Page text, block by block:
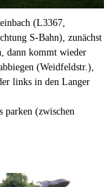
(L3367,
S-Bahn), zunächst
dann kommt wieder
(Weidfeldstr.),
links in den Langer
parken (zwischen